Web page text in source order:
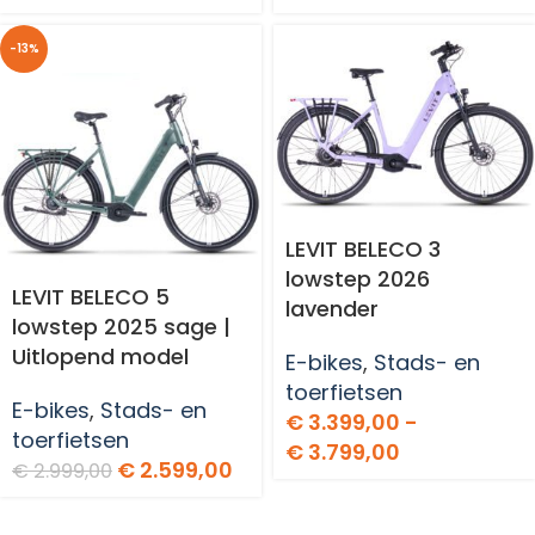
-13%
LEVIT BELECO 5
lowstep 2025 sage |
Uitlopend model
E-bikes, Stads- en
toerfietsen
€2.999,00 € 2.599,00
LEVIT BELECO 3
lowstep 2026
lavender
E-bikes, Stads- en
toerfietsen
€ 3.399,00 -
€ 3.799,00